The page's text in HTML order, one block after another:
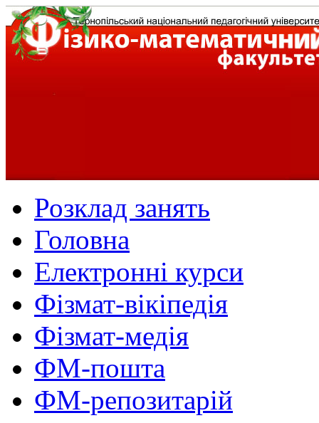
Розклад занять
Головна
Електронні курси
Фізмат-вікіпедія
Фізмат-медія
ФМ-пошта
ФМ-репозитарій